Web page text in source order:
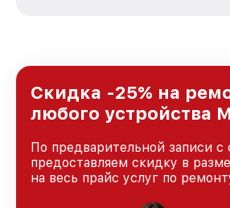
Краснодаре, постоянно
доверия и лояльности наших
Скидка -25% на
любого устройства
По предварительной записи с
предоставляем скидку в
на весь прайс услуг по